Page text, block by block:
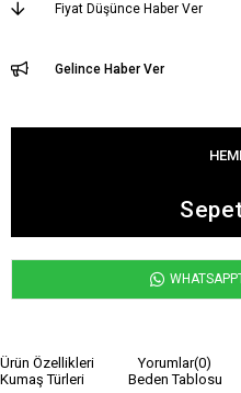
Fiyat Düşünce Haber Ver
Gelince Haber Ver
Ürün Özellikleri Yorumlar(0)
Kumaş Türleri
Beden Tablosu